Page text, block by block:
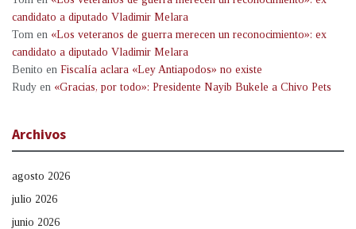
candidato a diputado Vladimir Melara
Tom en «Los veteranos de guerra merecen un reconocimiento»: ex
candidato a diputado Vladimir Melara
Benito en Fiscalía aclara «Ley Antiapodos» no existe
Rudy en «Gracias, por todo»: Presidente Nayib Bukele a Chivo Pets
Archivos
agosto 2026
julio 2026
junio 2026